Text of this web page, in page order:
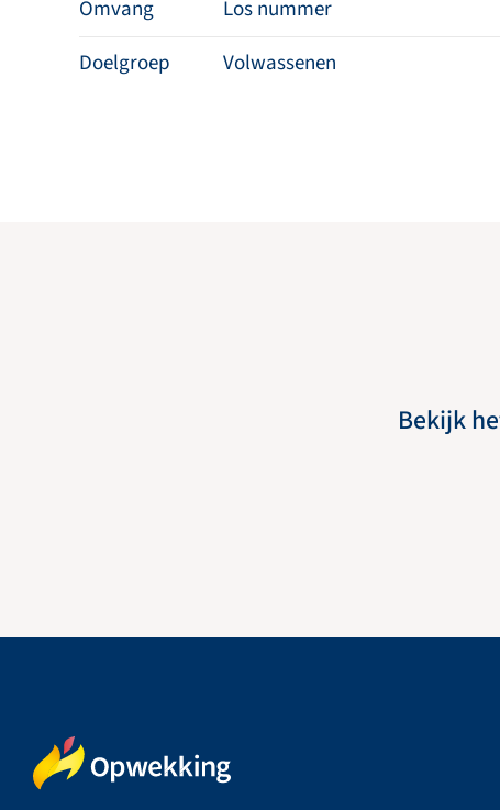
Omvang
Los nummer
Doelgroep
Volwassenen
Bekijk